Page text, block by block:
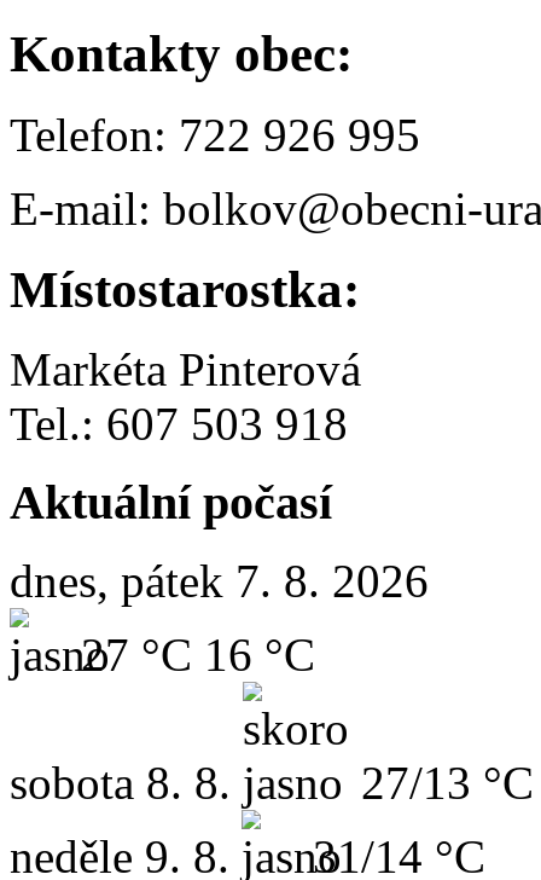
Kontakty obec:
Telefon: 722 926 995
E-mail: bolkov@obecni-
Místostarostka:
Markéta Pinterová
Tel.: 607 503 918
Aktuální počasí
dnes, pátek 7. 8. 2026
27 °C 16 °C
sobota 8. 8.
27/13 °C
neděle 9. 8. 31/14 °C